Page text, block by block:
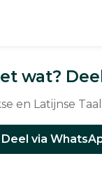
wat?
en Latijnse
Deel via